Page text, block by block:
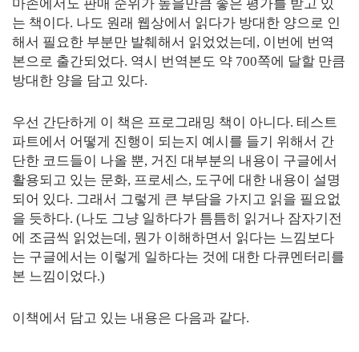
마존에서도 판매 순위가 높을만큼 좋은 평가를 받고 있
는 책이다. 나도 원래 웹상에서 읽다가 방대한 양으로 인
해서 필요한 부분만 발췌해서 읽었었는데, 이번에 번역
본으로 출간되었다. 역시 번역본도 약 700쪽에 달할 만큼
방대한 양을 담고 있다.
우선 간단하게 이 책은 프로그래밍 책이 아니다. 테스트
파트에서 어떻게 진행이 되는지 예시를 들기 위해서 간
단한 코드들이 나올 뿐, 거진 대부분의 내용이 구글에서
활용되고 있는 문화, 프로세스, 도구에 대한 내용이 설명
되어 있다. 그래서 그렇게 큰 부담을 가지고 읽을 필요없
을 듯하다. (나도 그냥 일하다가 틈틈히 읽거나 잠자기전
에 조금씩 읽었는데, 뭔가 이해하면서 읽다는 느낌보다
는 구글에서는 이렇게 일하다는 것에 대한 다큐멘터리를
본 느낌이었다.)
이책에서 담고 있는 내용은 다음과 같다.